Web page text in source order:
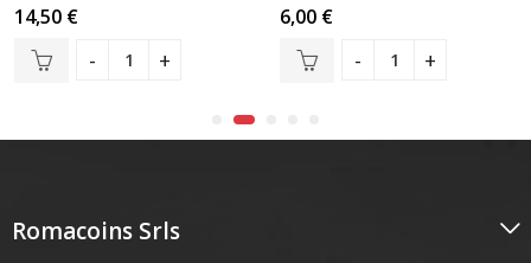
Avaliação
0
de
14,50 € Avaliação
0
de
6,00 €
Romacoins Srls